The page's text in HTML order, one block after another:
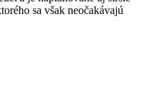
sa však neočakávajú